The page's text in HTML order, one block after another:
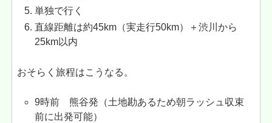
単独で行く
直線距離は約45km（実走行50km）＋渋川から
25km以内
おそらく旅程はこうなる。
9時前 熊谷発（土地勘あるため朝ラッシュ収束
前に出発可能）